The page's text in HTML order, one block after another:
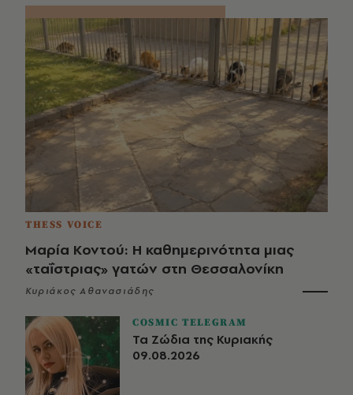
THESS VOICE
Μαρία Κοντού: Η καθημερινότητα μιας
«ταΐστριας» γατών στη Θεσσαλονίκη
Κυριάκος Αθανασιάδης
COSMIC TELEGRAM
Τα Ζώδια της Κυριακής
09.08.2026